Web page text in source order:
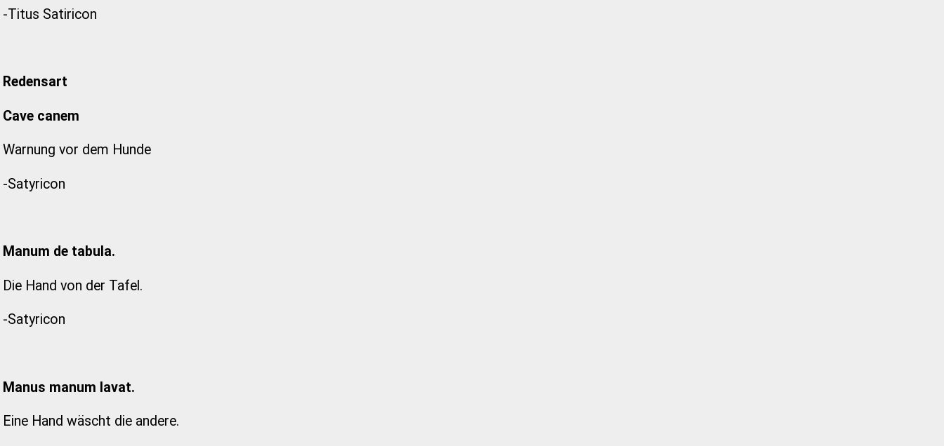
-Titus Satiricon
Redensart
Cave canem
Warnung vor dem Hunde
-Satyricon
Manum de tabula.
Die Hand von der Tafel.
-Satyricon
Manus manum lavat.
Eine Hand wäscht die andere.